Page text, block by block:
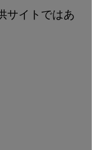
サイトではあ